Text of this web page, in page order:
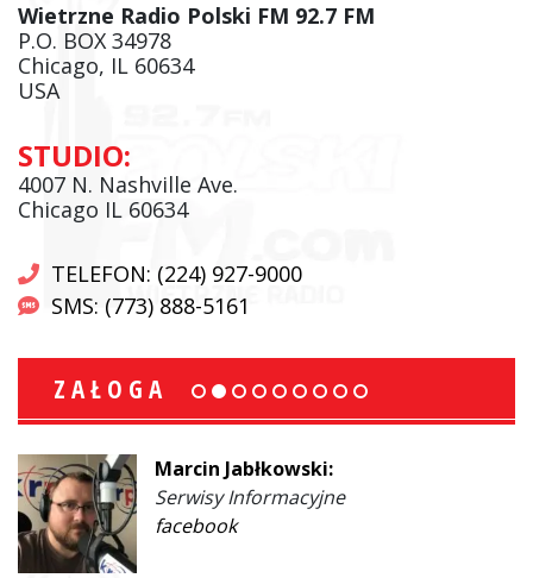
Wietrzne Radio Polski FM 92.7 FM
P.O. BOX 34978
Chicago, IL 60634
USA
STUDIO:
4007 N. Nashville Ave.
Chicago IL 60634
TELEFON: (224) 927-9000
SMS: (773) 888-5161
ZAŁOGA
Marcin Jabłkowski:
Serwisy Informacyjne
facebook